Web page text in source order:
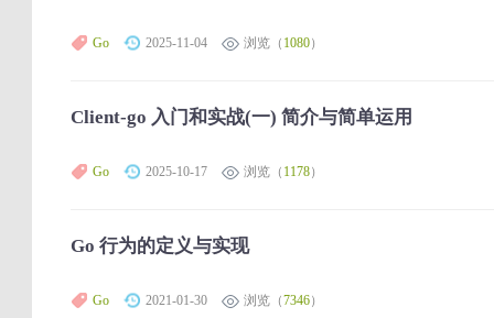
Go 2025-11-04 浏览（ 1080）
Client-go 入门和实战(一) 简介与简单运用
Go 2025-10-17 浏览（ 1178）
Go 行为的定义与实现
Go 2021-01-30 浏览（7346）